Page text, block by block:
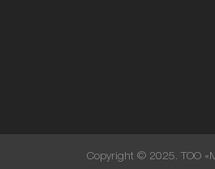
Copyright © 2025. ТОО